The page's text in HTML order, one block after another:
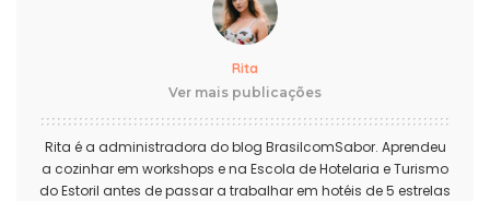
Rita
Ver mais publicações
Rita é a administradora do blog BrasilcomSabor. Aprendeu
a cozinhar em workshops e na Escola de Hotelaria e Turismo
do Estoril antes de passar a trabalhar em hotéis de 5 estrelas